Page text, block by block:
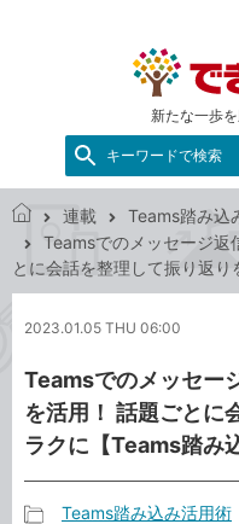
新たな一歩
キーワードで検索
で
き
ッ
連載
Teams踏み込
Teamsでのメッセージ返
とに会話を整理して振り返り
2023.01.05 THU 06:00
Teamsでのメッセー
を活用！ 話題ごとに
ラクに【Teams踏み
Teams踏み込み活用術